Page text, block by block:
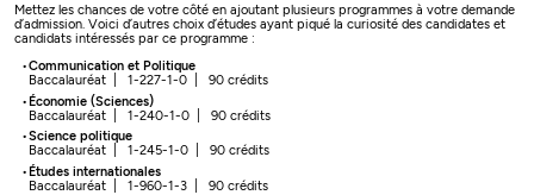
Mettez les chances de votre côté en ajoutant plusieurs programmes à votre demande
d’admission. Voici d’autres choix d’études ayant piqué la curiosité des candidates et
candidats intéressés par ce programme :
Communication et Politique
Baccalauréat | 1-227-1-0 | 90 crédits
Économie (Sciences)
Baccalauréat | 1-240-1-0 | 90 crédits
Science politique
Baccalauréat | 1-245-1-0 | 90 crédits
Études internationales
Baccalauréat | 1-960-1-3 | 90 crédits